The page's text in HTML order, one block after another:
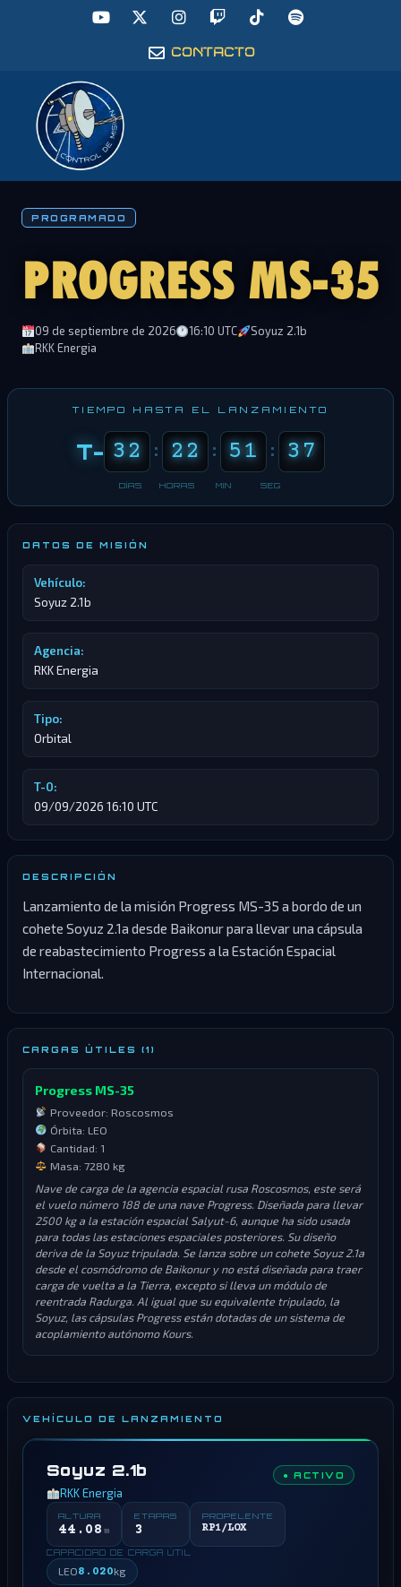
CONTACTO
PROGRAMADO
PROGRESS MS-35
09 de septiembre de 2026 16:10 UTC
Soyuz 2.1b
RKK Energia
TIEMPO HASTA EL LANZAMIENTO
T- 88
32 : 88
22 : 88
51 : 88
37
DÍAS HORAS MIN SEG
DATOS DE MISIÓN
Vehículo:
Soyuz 2.1b
Agencia:
RKK Energia
Tipo:
Orbital
T-0:
09/09/2026 16:10 UTC
DESCRIPCIÓN
Lanzamiento de la misión Progress MS-35 a bordo de un
cohete Soyuz 2.1a desde Baikonur para llevar una cápsula
de reabastecimiento Progress a la Estación Espacial
Internacional.
CARGAS ÚTILES (1)
Progress MS-35
Proveedor: Roscosmos
Órbita: LEO
Cantidad: 1
Masa: 7280 kg
Nave de carga de la agencia espacial rusa Roscosmos, este será
el vuelo número 188 de una nave Progress. Diseñada para llevar
2500 kg a la estación espacial Salyut-6, aunque ha sido usada
para todas las estaciones espaciales posteriores. Su diseño
deriva de la Soyuz tripulada. Se lanza sobre un cohete Soyuz 2.1a
desde el cosmódromo de Baikonur y no está diseñada para traer
carga de vuelta a la Tierra, excepto si lleva un módulo de
reentrada Radurga. Al igual que su equivalente tripulado, la
Soyuz, las cápsulas Progress están dotadas de un sistema de
acoplamiento autónomo Kours.
VEHÍCULO DE LANZAMIENTO
Soyuz 2.1b ● ACTIVO
RKK Energia
ALTURA
44.08 m
ETAPAS
3
PROPELENTE
RP1/LOX
CAPACIDAD DE CARGA ÚTIL
LEO8.020kg